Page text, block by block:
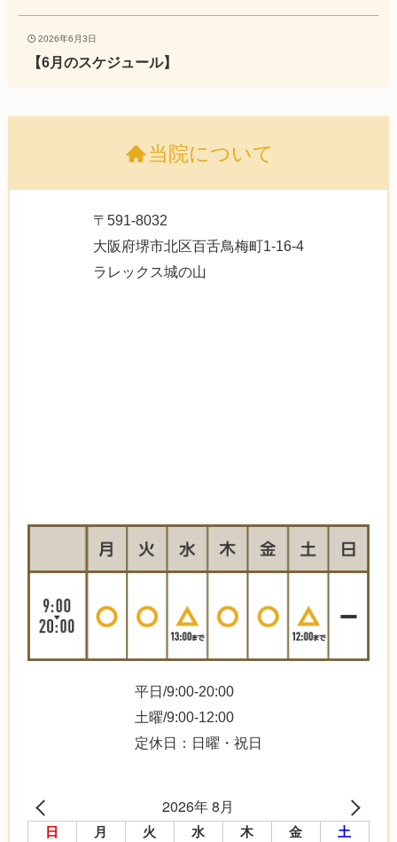
2026年6月3日
【6月のスケジュール】
当院について
〒591-8032
大阪府堺市北区百舌鳥梅町1-16-4
ラレックス城の山
平日/9:00-20:00
土曜/9:00-12:00
定休日：日曜・祝日
2026年 8月
日 月 火 水 木 金 土